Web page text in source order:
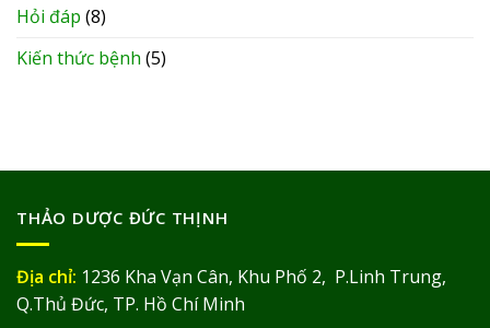
Hỏi đáp (8)
Kiến thức bệnh (5)
THẢO DƯỢC ĐỨC THỊNH
Địa chỉ: 1236 Kha Vạn Cân, Khu Phố 2, P.Linh Trung,
Q.Thủ Đức, TP. Hồ Chí Minh